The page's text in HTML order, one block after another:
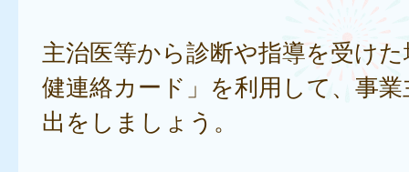
主治医等から診断や指導を受け
健連絡カード」を利用して、事
出をしましょう。